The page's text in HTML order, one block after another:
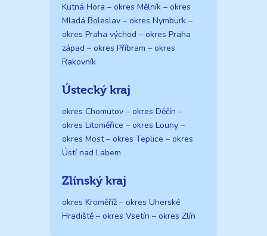
Kutná Hora – okres Mělník – okres
Mladá Boleslav – okres Nymburk –
okres Praha východ – okres Praha
západ – okres Příbram – okres
Rakovník
Ústecký kraj
okres Chomutov – okres Děčín –
okres Litoměřice – okres Louny –
okres Most– okres Teplice – okres
Ústí nad Labem
Zlínský kraj
okres Kroměříž – okres Uherské
Hradiště – okres Vsetín – okres Zlín